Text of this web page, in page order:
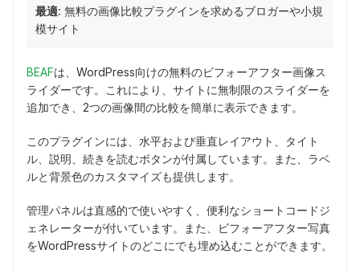
最適: 無料の画像比較プラグインを求めるブロガーや小規
模サイト
BEAFは、WordPress向けの無料のビフォーアフター画像ス
ライダーです。これにより、サイトに無制限のスライダーを
追加でき、2つの画像間の比較を簡単に表示できます。
このプラグインには、水平および垂直レイアウト、タイト
ル、説明、続きを読むボタンが付属しています。また、ラベ
ルと背景色のカスタマイズも提供します。
管理パネルは直感的で使いやすく、便利なショートコードジ
ェネレーターが付いています。また、ビフォーアフター写真
をWordPressサイトのどこにでも埋め込むことができます。